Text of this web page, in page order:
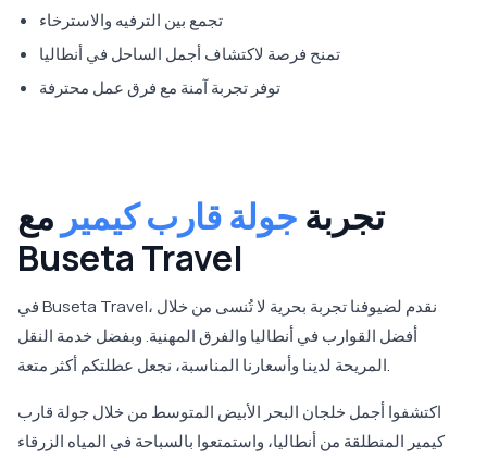
تجمع بين الترفيه والاسترخاء
تمنح فرصة لاكتشاف أجمل الساحل في أنطاليا
توفر تجربة آمنة مع فرق عمل محترفة
تجربة جولة قارب كيمير مع
Buseta Travel
في Buseta Travel، نقدم لضيوفنا تجربة بحرية لا تُنسى من خلال
أفضل القوارب في أنطاليا والفرق المهنية. وبفضل خدمة النقل
المريحة لدينا وأسعارنا المناسبة، نجعل عطلتكم أكثر متعة.
اكتشفوا أجمل خلجان البحر الأبيض المتوسط من خلال جولة قارب
كيمير المنطلقة من أنطاليا، واستمتعوا بالسباحة في المياه الزرقاء